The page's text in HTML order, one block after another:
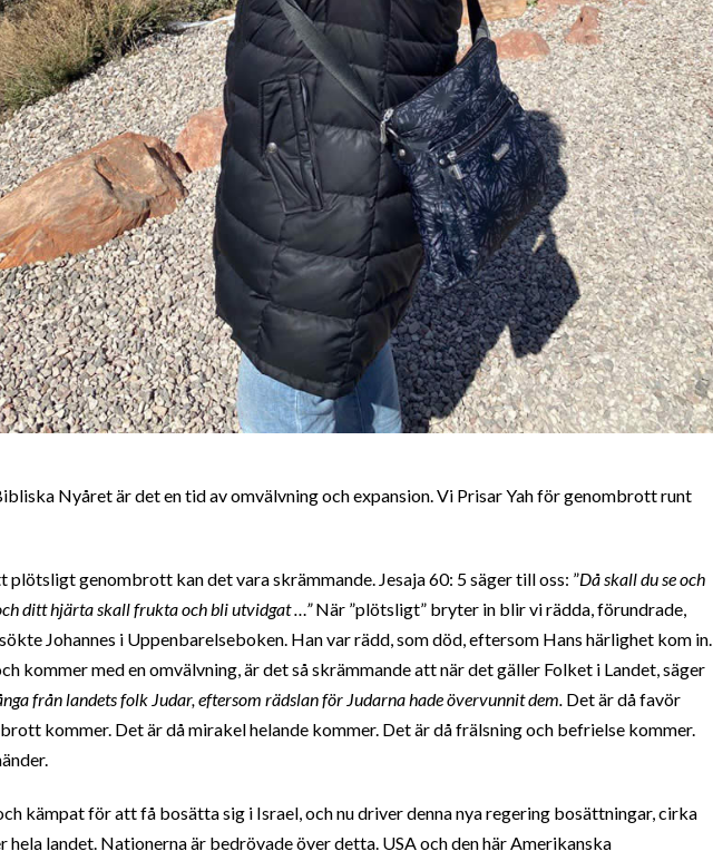
Nyåret är det en tid av omvälvning och expansion. Vi Prisar Yah för genombrott runt
plötsligt genombrott kan det vara skrämmande. Jesaja 60: 5 säger till oss: ”Då skall du se och
ditt hjärta skall frukta och bli utvidgat …”När ”plötsligt” bryter in blir vi rädda, förundrade,
Johannes i Uppenbarelseboken. Han var rädd, som död, eftersom Hans härlighet kom in.
kommer med en omvälvning, är det så skrämmande att när det gäller Folket i Landet, säger
från landets folk Judar, eftersom rädslan för Judarna hade övervunnit dem. Det är då favör
kommer. Det är då mirakel helande kommer. Det är då frälsning och befrielse kommer.
kämpat för att få bosätta sig i Israel, och nu driver denna nya regering bosättningar, cirka
hela landet. Nationerna är bedrövade över detta. USA och den här Amerikanska